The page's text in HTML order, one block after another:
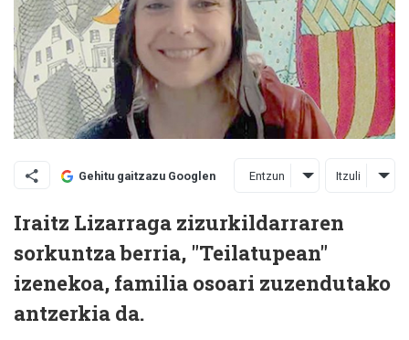
Gehitu gaitzazu Googlen Entzun Itzuli
Iraitz Lizarraga zizurkildarraren
sorkuntza berria, "Teilatupean"
izenekoa, familia osoari zuzendutako
antzerkia da.